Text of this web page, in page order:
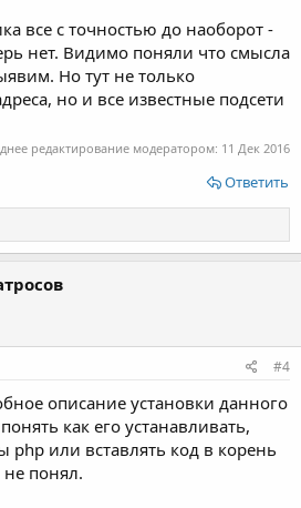
все с точностью до наоборот -
нет. Видимо поняли что смысла
Но тут не только
но и все известные подсети
редактирование модератором: 11 Дек 2016
Ответить
#4
описание установки данного
как его устанавливать,
php или вставлять код в корень
понял.